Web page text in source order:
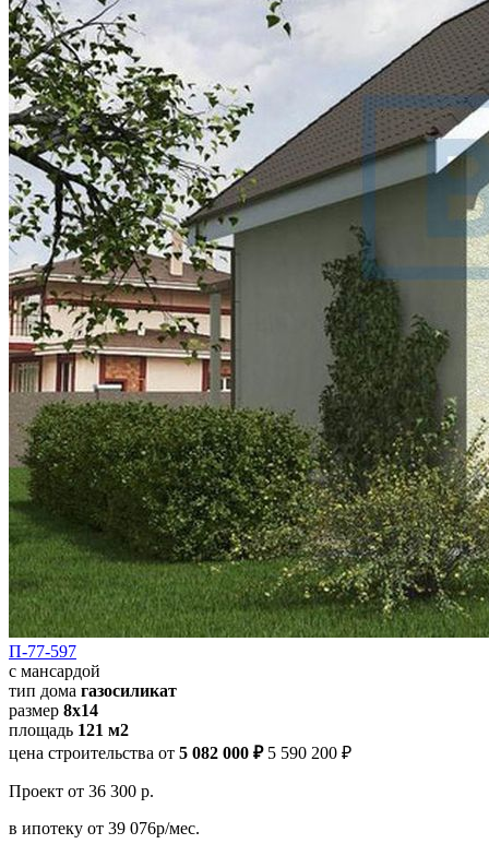
П-77-597
с мансардой
тип дома газосиликат
размер 8х14
площадь 121 м2
цена строительства от 5 082 000 ₽ 5 590 200 ₽
Проект от 36 300 р.
в ипотеку от 39 076р/мес.